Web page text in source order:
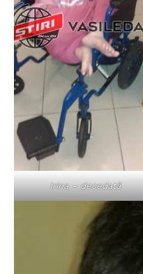
Irina – decedată